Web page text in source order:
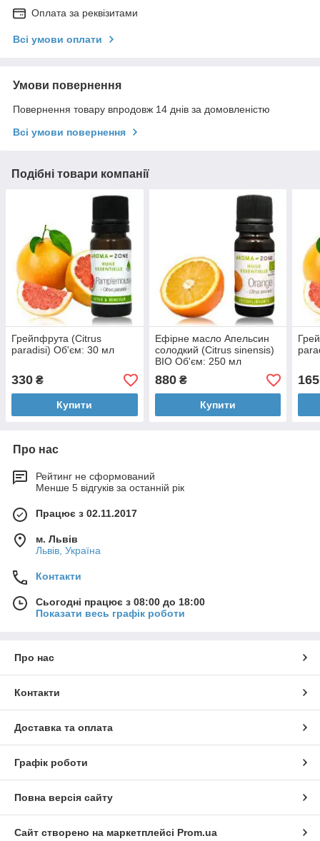
Оплата за реквізитами
Всі умови оплати
Умови повернення
Повернення товару впродовж 14 днів за домовленістю
Всі умови повернення
Подібні товари компанії
Грейпфрута (Citrus
paradisi) Об'єм: 30 мл
330 ₴
Купити
Ефірне масло Апельсин
солодкий (Citrus sinensis)
BIO Об'єм: 250 мл
880₴
Купити
165
Про нас
Рейтинг не сформований
Менше 5 відгуків за останній рік
Працює з 02.11.2017
м. Львів
Львів, Україна
Контакти
Сьогодні працює з 08:00 до 18:00
Показати весь графік роботи
Про нас
Контакти
Доставка та оплата
Графік роботи
Повна версія сайту
Сайт створено на маркетплейсі Prom.ua